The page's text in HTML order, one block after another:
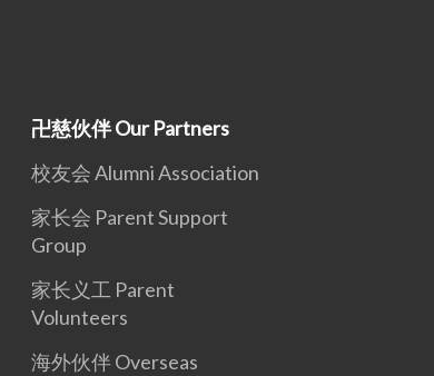
卍慈伙伴 Our Partners
校友会 Alumni Association
家长会 Parent Support
Group
家长义工 Parent
Volunteers
海外伙伴 Overseas